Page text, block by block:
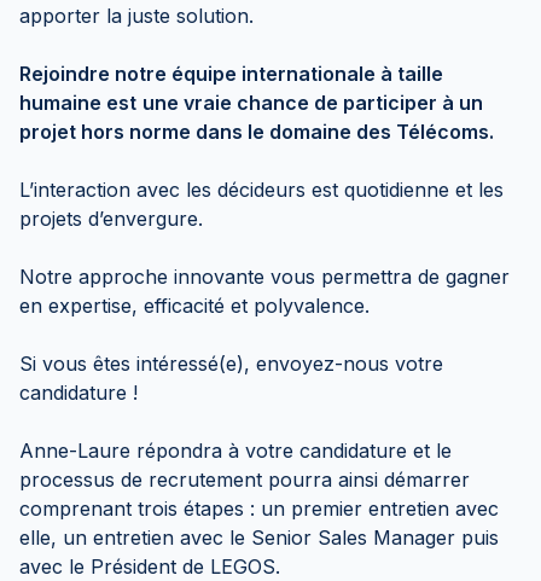
apporter la juste solution.
Rejoindre notre équipe internationale à taille
humaine est une vraie chance de participer à un
projet hors norme dans le domaine des Télécoms.
L’interaction avec les décideurs est quotidienne et les
projets d’envergure.
Notre approche innovante vous permettra de gagner
en expertise, efficacité et polyvalence.
Si vous êtes intéressé(e), envoyez-nous votre
candidature !
Anne-Laure répondra à votre candidature et le
processus de recrutement pourra ainsi démarrer
comprenant trois étapes : un premier entretien avec
elle, un entretien avec le Senior Sales Manager puis
avec le Président de LEGOS.